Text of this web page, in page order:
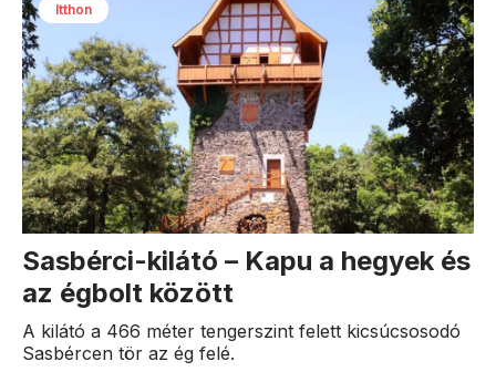
Itthon
Sasbérci-kilátó – Kapu a hegyek és
az égbolt között
A kilátó a 466 méter tengerszint felett kicsúcsosodó
Sasbércen tör az ég felé.